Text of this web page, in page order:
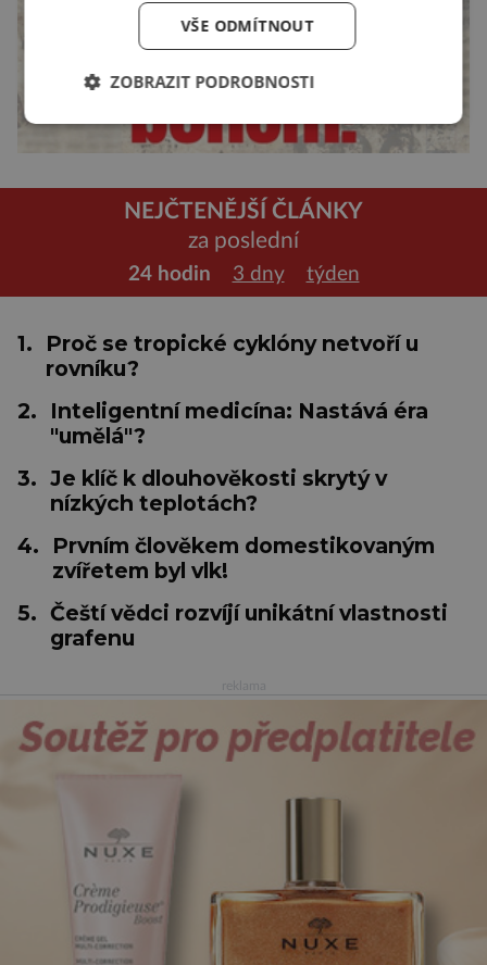
NEJČTENĚJŠÍ ČLÁNKY
za poslední
24 hodin 3 dny týden
1.
Proč se tropické cyklóny netvoří u
rovníku?
2.
Inteligentní medicína: Nastává éra
"umělá"?
3. Je klíč k dlouhověkosti skrytý v
nízkých teplotách?
4.
Prvním člověkem domestikovaným
zvířetem byl vlk!
5. Čeští vědci rozvíjí unikátní vlastnosti
grafenu
VŠE ODMÍTNOUT
ZOBRAZIT PODROBNOSTI